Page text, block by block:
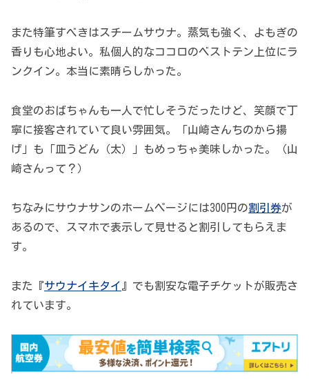
また特筆すべきはスチームサウナ。蒸気も強く、よもぎの
香りも心地よい。私個人的なココロのベストテン上位にラ
ンクイン。本当に素晴らしかった。
食堂のおばちゃんも一人で忙しそうだったけど、笑顔で丁
寧に接客されていて良い雰囲気。「山崎さんちのから揚
げ」も「皿うどん（太）」もめっちゃ美味しかった。（山
崎さんって？）
ちなみにサウナサンのホームページには300円の割引券が
あるので、スマホで表示して見せると割引してもらえま
す。
また『サウナイキタイ 』でも割安な電子チケットが販売さ
れています。